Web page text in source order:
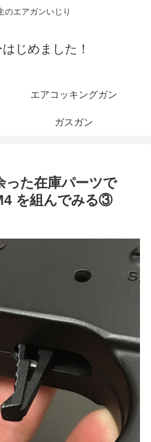
のエアガンいじり
じめました！
エアコッキングガン
ガスガン
た在庫パーツで
を組んでみる③